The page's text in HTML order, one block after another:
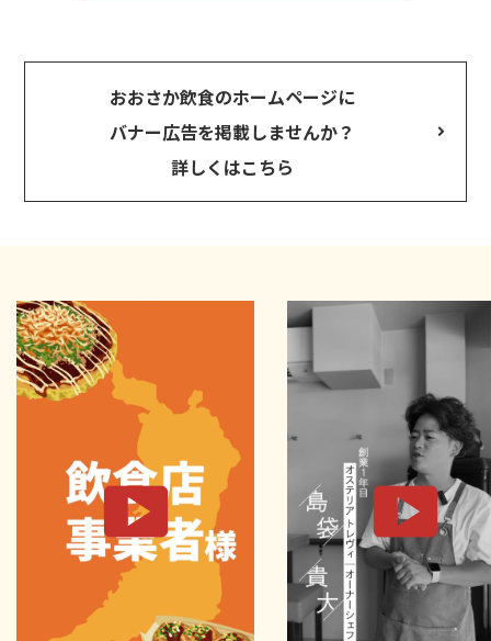
おおさか飲食のホームページに
バナー広告を掲載しませんか？
詳しくはこちら